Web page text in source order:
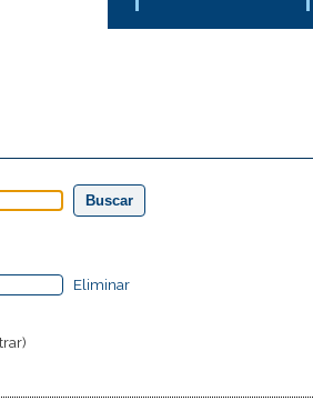
Eliminar